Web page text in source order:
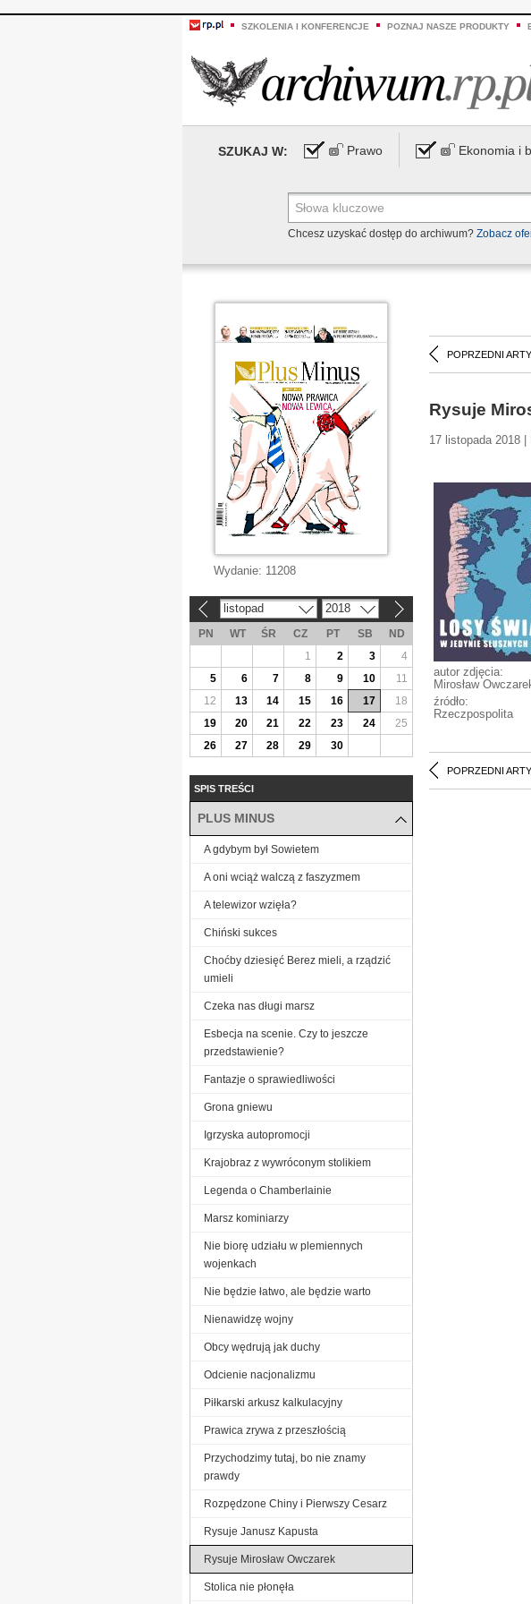
SZKOLENIA I KONFERENCJE POZNAJ NASZE PRODUKTY
SZUKAJ W: Prawo Ekonomia i
Chcesz uzyskać dostęp do archiwum? Zobacz
POPRZEDNI
Rysuje
17 listopada 2018
autor zdjęcia:
Mirosław
źródło:
Rzeczpospolita
POPRZEDNI
Wydanie: 11208
listopad 2018
PN WT ŚR CZ PT SB
ND
1
2 3
4
5
6 7 8 9 10
11
12
13 14 15 16 17
18
19
20 21 22 23 24
25
26
27 28 29 30
SPIS TREŚCI
PLUS MINUS
A gdybym był Sowietem
A oni wciąż walczą z faszyzmem
A telewizor wzięła?
Chiński sukces
Choćby dziesięć Berez mieli, a rządzić
umieli
Czeka nas długi marsz
Esbecja na scenie. Czy to jeszcze
przedstawienie?
Fantazje o sprawiedliwości
Grona gniewu
Igrzyska autopromocji
Krajobraz z wywróconym stolikiem
Legenda o Chamberlainie
Marsz kominiarzy
Nie biorę udziału w plemiennych
wojenkach
Nie będzie łatwo, ale będzie warto
Nienawidzę wojny
Obcy wędrują jak duchy
Odcienie nacjonalizmu
Piłkarski arkusz kalkulacyjny
Prawica zrywa z przeszłością
Przychodzimy tutaj, bo nie znamy
prawdy
Rozpędzone Chiny i Pierwszy Cesarz
Rysuje Janusz Kapusta
Rysuje Mirosław Owczarek
Stolica nie płonęła